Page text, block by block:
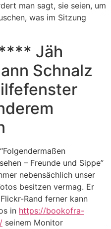
man sagt, sie seien, um
was im Sitzung
Jäh
Schnalz
– Freunde und Sippe”
nebensächlich unser
besitzen vermag. Er
Rand ferner kann
in https://bookofra-
seinem Monitor